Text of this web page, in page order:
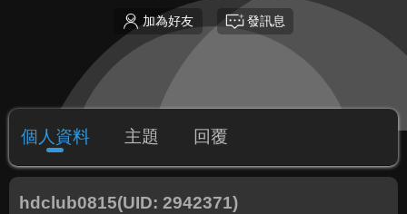
加為好友 發訊息
個人資料 主題 回覆
hdclub0815(UID: 2942371)